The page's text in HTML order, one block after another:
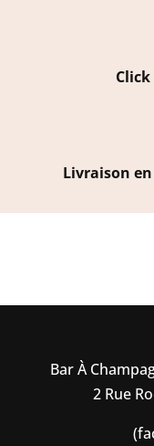
Livraison
Bar À
2 Rue